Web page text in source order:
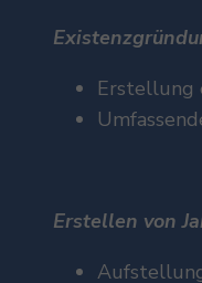
Erstellung
Erstellen von